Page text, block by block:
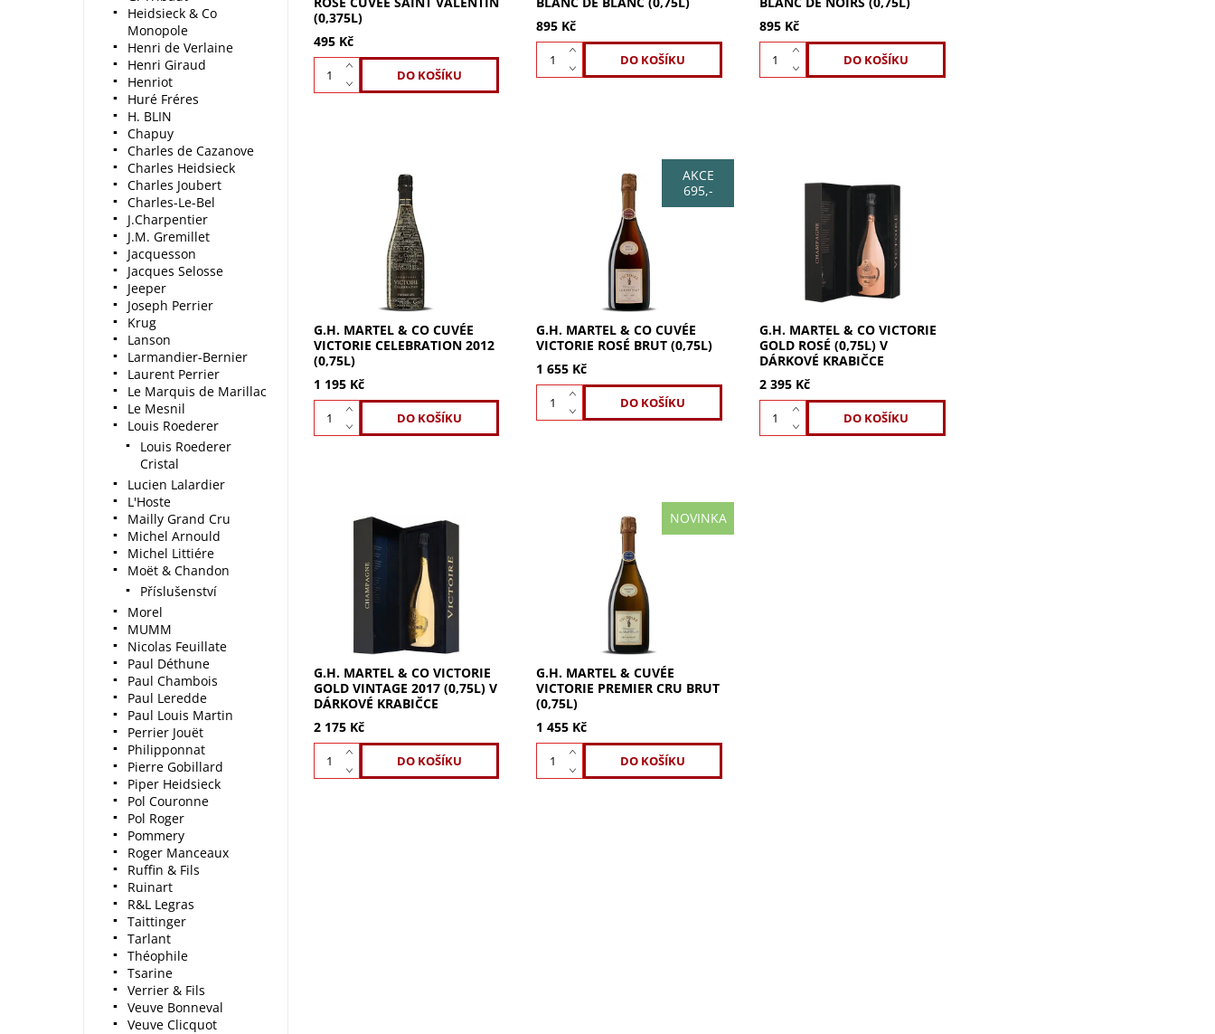
(0,375L)
495 Kč
895 Kč
895 Kč
G.H. Martel Cuvée Célébration
Millésime 2012 – ročníkové
champagne pro velké
oslavy. Ročníkové champagne
Cuvée Célébration 2012 od
G.H. MARTEL & CO CUVÉE
VICTORIE CELEBRATION 2012
(0,75L)
1 195 Kč
AKCE
695,-
G.H. Martel Cuvée Victoire
Rosé Brut 0,75 l – ovocné
růžové champagne tradičního
remešského domu. Růžová
verze vlajkové cuvée
tradičního domu...
G.H. MARTEL & CO CUVÉE
VICTORIE ROSÉ BRUT (0,75L)
1 655 Kč
G.H. Martel Victoire Rose Gold
0,75 l – limitované růžové
champagne v dárkové
krabičce. Růžové champagne
Victoire Rose Gold v
limitované edici...
G.H. MARTEL & CO VICTORIE
GOLD ROSÉ (0,75L) V
DÁRKOVÉ KRABIČCE
2 395 Kč
G.H. Martel Victoire Gold
Vintage 2017 – ročníkové
champagne v limitované zlaté
lahvi a dárkové
krabičce. Ročníkové
champagne Victoire Gold...
G.H. MARTEL & CO VICTORIE
GOLD VINTAGE 2017 (0,75L) V
DÁRKOVÉ KRABIČCE
2 175 Kč
NOVINKA
G.H. Martel Cuvée Victoire
Premier Cru Brut 0,75 l –
vlajková cuvée z
klasifikovaných terroirů. Cuvée
Victoire je vlajkové
G.H. MARTEL & CUVÉE
VICTORIE PREMIER CRU BRUT
(0,75L)
1 455 Kč
Heidsieck & Co
Monopole
Henri de Verlaine
Henri Giraud
Henriot
Huré Fréres
H. BLIN
Chapuy
Charles de Cazanove
Charles Heidsieck
Charles Joubert
Charles-Le-Bel
J.Charpentier
J.M. Gremillet
Jacquesson
Jacques Selosse
Jeeper
Joseph Perrier
Krug
Lanson
Larmandier-Bernier
Laurent Perrier
Le Marquis de Marillac
Le Mesnil
Louis Roederer
Louis Roederer
Cristal
Lucien Lalardier
L'Hoste
Mailly Grand Cru
Michel Arnould
Michel Littiére
Moët & Chandon
Příslušenství
Morel
MUMM
Nicolas Feuillate
Paul Déthune
Paul Chambois
Paul Leredde
Paul Louis Martin
Perrier Jouët
Philipponnat
Pierre Gobillard
Piper Heidsieck
Pol Couronne
Pol Roger
Pommery
Roger Manceaux
Ruffin & Fils
Ruinart
R&L Legras
Taittinger
Tarlant
Théophile
Tsarine
Verrier & Fils
Veuve Bonneval
Veuve Clicquot